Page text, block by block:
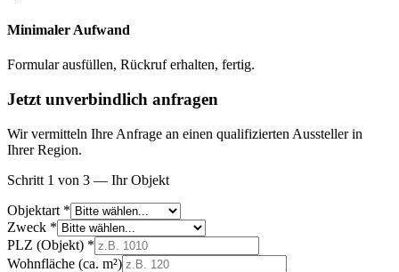
Minimaler Aufwand
Formular ausfüllen, Rückruf erhalten, fertig.
Jetzt unverbindlich anfragen
Wir vermitteln Ihre Anfrage an einen qualifizierten Aussteller in
Ihrer Region.
Schritt 1 von 3 — Ihr Objekt
Objektart *
Zweck *
PLZ (Objekt) *
Wohnfläche (ca. m²)